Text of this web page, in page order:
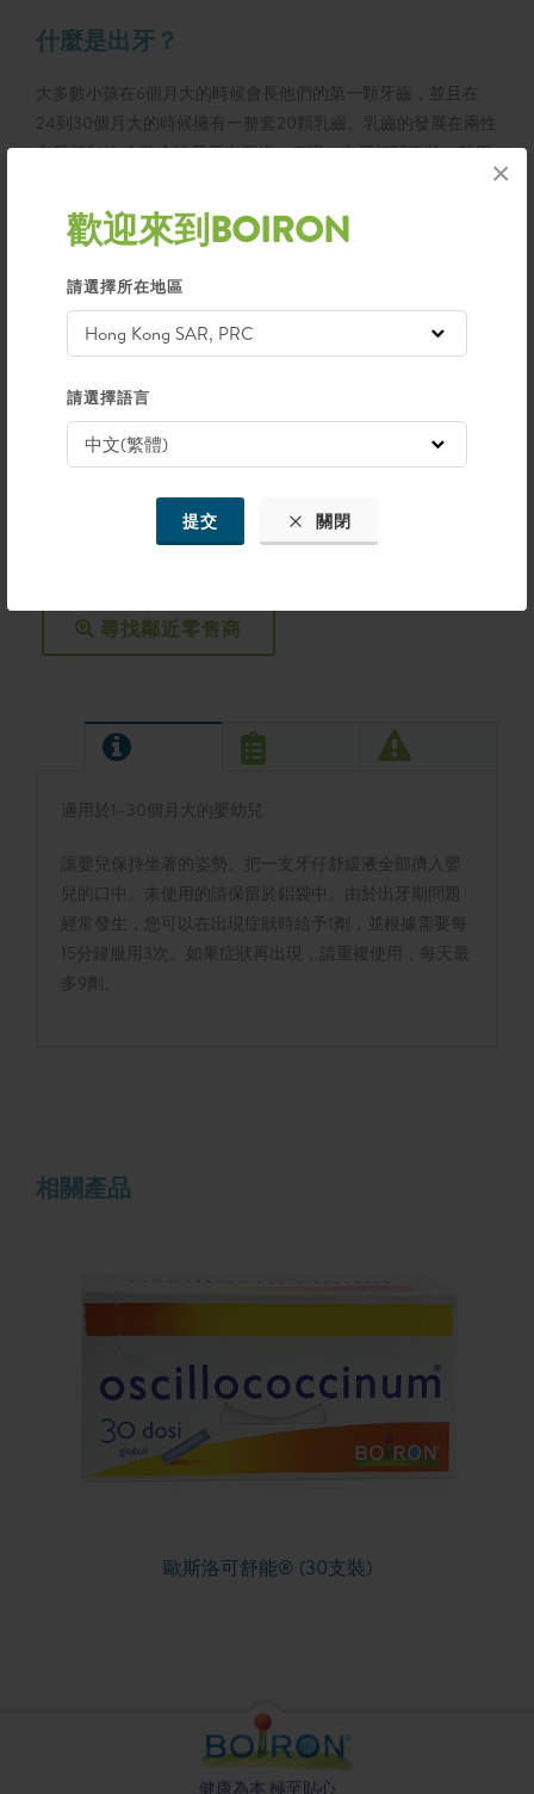
×
歡迎來到BOIRON
請選擇所在地區
請選擇語言
提交 關閉
什麼是出牙？
大多數小孩在6個月大的時候會長他們的第一顆牙齒，並且在
24到30個月大的時候擁有一整套20顆乳齒。乳齒的發展在兩性
中是相似的;女孩會較早長出恆齒。表現：出牙相關症狀一般周
腫、發熱的臉頰、流口水、摩擦牙齦、發紅的臉頰、煩躁都是
出牙的跡象。點擊這裡了解更多出牙期問題
為甚麼選擇BOIRON可萌舒牙仔舒緩液?
可萌舒牙仔舒緩液是無色無味的，方便飲用和不易打
衛生，無菌管包裝，可飲用的單劑量有助於防止污染並
無需防腐劑；
獨特配方：有三種活性成分組成，可緩解與長牙相關的
不適，從而使寶寶順利度過出牙期
尋找鄰近零售商
適用於1–30個月大的嬰幼兒
讓嬰兒保持坐著的姿勢。把一支牙仔舒緩液全部擠入嬰
兒的口中。未使用的請保留於鋁袋中。由於出牙期問題
經常發生，您可以在出現症狀時給予1劑，並根據需要每
15分鐘服用3次。如果症狀再出現，請重複使用，每天最
多9劑。
相關產品
歐斯洛可舒能® (30支裝)
健康為本 極至貼心